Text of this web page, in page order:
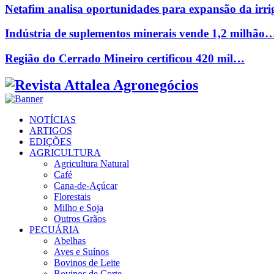
Netafim analisa oportunidades para expansão da
Indústria de suplementos minerais vende 1,2
Região do Cerrado Mineiro certificou 420 mil…
Facebook
Twitter
Instagram
Linkedin
Youtube
Email
NOTÍCIAS
ARTIGOS
EDIÇÕES
AGRICULTURA
Agricultura Natural
Café
Cana-de-Açúcar
Florestais
Milho e Soja
Outros Grãos
PECUÁRIA
Abelhas
Aves e Suínos
Bovinos de Leite